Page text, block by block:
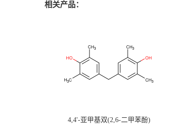
相关产品：
4,4'-亚甲基双(2,6-二甲苯酚)